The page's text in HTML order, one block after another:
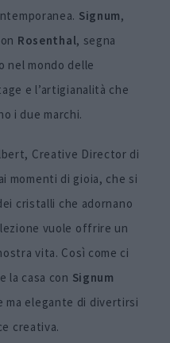
Signum,
Rosenthal, segna
nel mondo delle
e l’artigianalità che
i due marchi.
Creative Director di
momenti di gioia, che si
cristalli che adornano
vuole offrire un
vita. Così come ci
la casa con Signum
ma elegante di divertirsi
creativa.